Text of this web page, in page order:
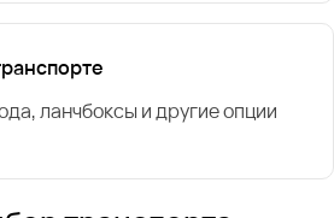
ланчбоксы и другие опции